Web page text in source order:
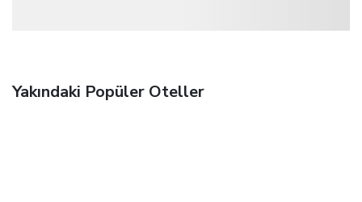
Yakındaki Popüler Oteller